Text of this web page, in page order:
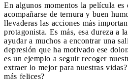
En algunos momentos la película es
acompañarse de ternura y buen
llevaderas las acciones más
protagonista. Es más, esa dureza a
ayudar a muchos a encontrar una
depresión que ha motivado ese
es un ejemplo a seguir recoger
extraer lo mejor para nuestras
más felices?